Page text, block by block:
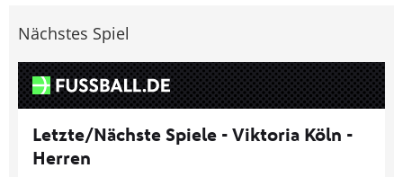
Nächstes Spiel